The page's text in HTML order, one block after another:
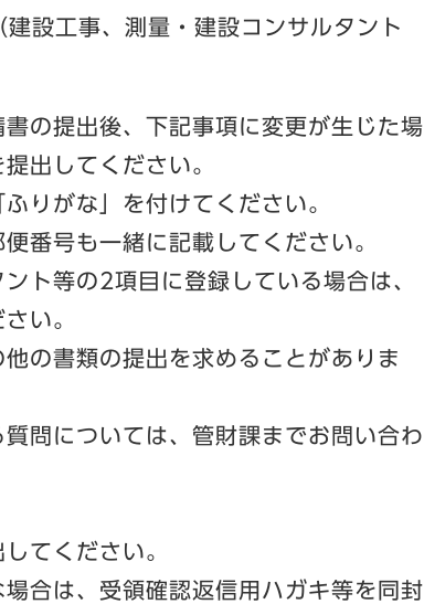
設工事、測量・建設コンサルタント
の提出後、下記事項に変更が生じた場
出してください。
りがな」を付けてください。
番号も一緒に記載してください。
ト等の2項目に登録している場合は、
い。
の書類の提出を求めることがありま
問については、管財課までお問い合わ
てください。
場合は、受領確認返信用ハガキ等を同封